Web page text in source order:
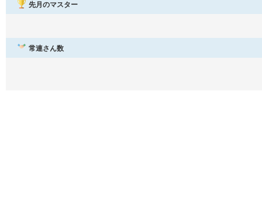
先月のマスター
常連さん数